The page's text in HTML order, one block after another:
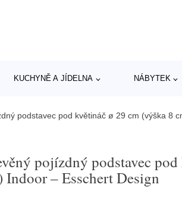
KUCHYNĚ A JÍDELNA NÁBYTEK
podstavec pod květináč ø 29 cm (výška 8
pojízdný podstavec
Indoor – Esschert Design